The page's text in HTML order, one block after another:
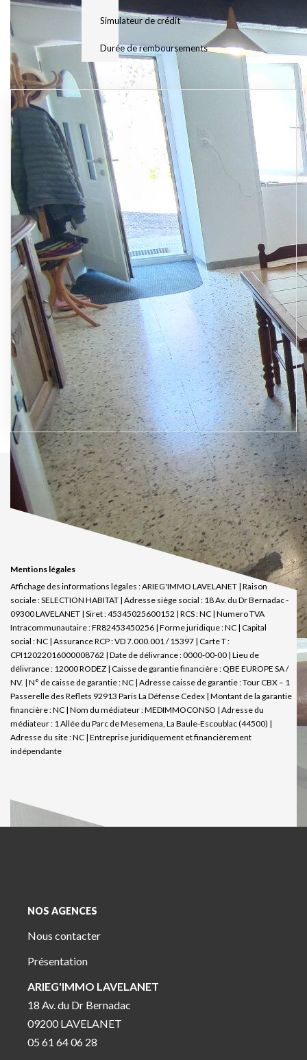
Simulateur de crédit
Durée de remboursements
Mentions légales
Affichage des informations légales : ARIEG'IMMO LAVELANET | Raison
sociale : SELECTION HABITAT | Adresse siège social : 18 Av. du Dr Bernadac -
09300 LAVELANET | Siret : 45345025600152 | RCS : NC | Numero TVA
Intracommunautaire : FR82453450256 | Forme juridique : NC | Capital
social : NC | Assurance RCP : VD 7.000.001 / 15397 | Carte T :
CPI12022016000008762 | Date de délivrance : 0000-00-00 | Lieu de
délivrance : 12000 RODEZ | Caisse de garantie financière : QBE EUROPE SA /
NV. | N° de caisse de garantie : NC | Adresse caisse de garantie : Tour CBX – 1
Passerelle des Reflets 92913 Paris La Défense Cedex | Montant de la garantie
financière : NC | Nom du médiateur : MEDIMMOCONSO | Adresse du
médiateur : 1 Allée du Parc de Mesemena, La Baule-Escoublac (44500) |
Adresse du site : NC | Entreprise juridiquement et financièrement
indépendante
NOS AGENCES
Nous contacter
Présentation
ARIEG'IMMO LAVELANET
18 Av. du Dr Bernadac
09200 LAVELANET
05 61 64 06 28